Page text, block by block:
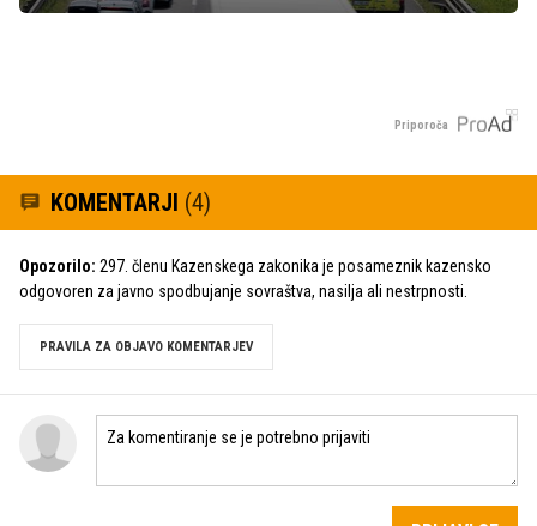
Priporoča
KOMENTARJI (4)
Opozorilo: 297. členu Kazenskega zakonika je posameznik kazensko
odgovoren za javno spodbujanje sovraštva, nasilja ali nestrpnosti.
PRAVILA ZA OBJAVO KOMENTARJEV